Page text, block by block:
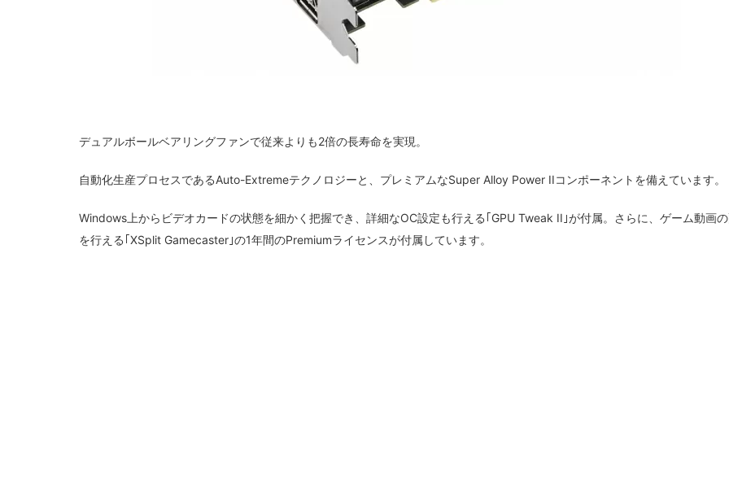
デュアルボールベアリングファンで従来よりも2倍の長寿命を実現。
自動化生産プロセスであるAuto-Extremeテクノロジーと、プレミアムなSuper Alloy Power IIコンポーネントを備えています。
Windows上からビデオカードの状態を細かく把握でき、詳細なOC設定も行える｢GPU Tweak II｣が付属。さらに、ゲーム動画
を行える｢XSplit Gamecaster｣の1年間のPremiumライセンスが付属しています。